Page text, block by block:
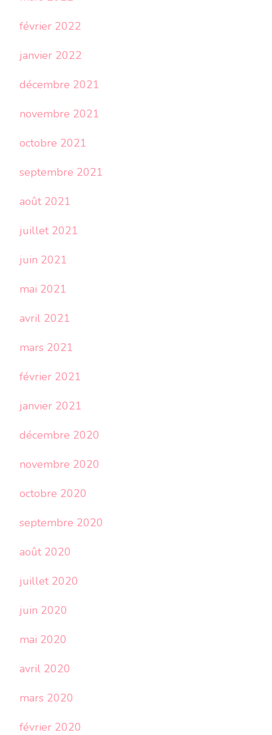
février 2022
janvier 2022
décembre 2021
novembre 2021
octobre 2021
septembre 2021
août 2021
juillet 2021
juin 2021
mai 2021
avril 2021
mars 2021
février 2021
janvier 2021
décembre 2020
novembre 2020
octobre 2020
septembre 2020
août 2020
juillet 2020
juin 2020
mai 2020
avril 2020
mars 2020
février 2020